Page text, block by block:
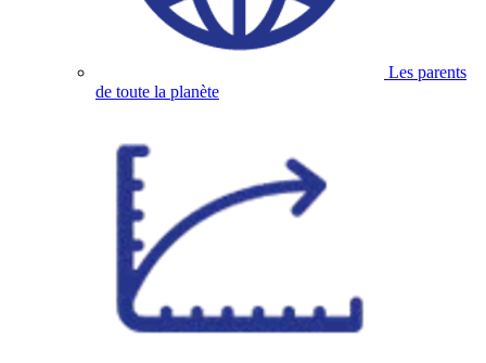
Les parents
de toute la planète